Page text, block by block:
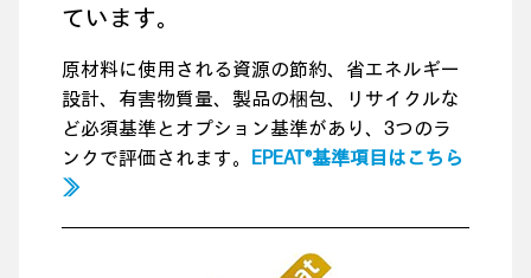
ています。
原材料に使用される資源の節約、省エネルギー
設計、有害物質量、製品の梱包、リサイクルな
ど必須基準とオプション基準があり、3つのラ
ンクで評価されます。 EPEAT®基準項目はこちら
≫